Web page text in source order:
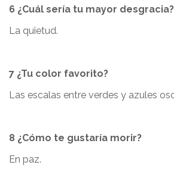
6 ¿Cuál sería tu mayor desgracia?
La quietud.
7 ¿Tu color favorito?
Las escalas entre verdes y azules
8 ¿Cómo te gustaría morir?
En paz.